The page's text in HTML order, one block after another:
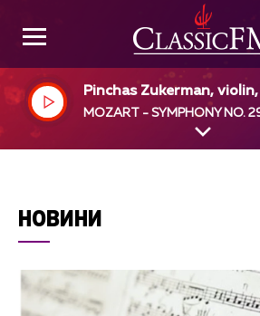
Pinchas Zukerman,
Orchestra, Pinchas
MOZART - SYMPHONY NO.
НОВИНИ